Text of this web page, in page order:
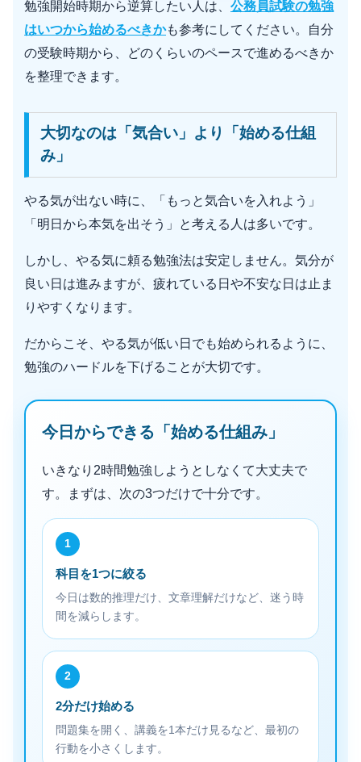
勉強開始時期から逆算したい人は、 公務員試験の勉強
はいつから始めるべきかも参考にしてください。自分
の受験時期から、どのくらいのペースで進めるべきか
を整理できます。
大切なのは「気合い」より「始める仕組
み」
やる気が出ない時に、「もっと気合いを入れよう」
「明日から本気を出そう」と考える人は多いです。
しかし、やる気に頼る勉強法は安定しません。気分が
良い日は進みますが、疲れている日や不安な日は止ま
りやすくなります。
だからこそ、やる気が低い日でも始められるように、
勉強のハードルを下げることが大切です。
今日からできる「始める仕組み」
いきなり2時間勉強しようとしなくて大丈夫で
す。まずは、次の3つだけで十分です。
1
科目を1つに絞る
今日は数的推理だけ、文章理解だけなど、迷う時
間を減らします。
2
2分だけ始める
問題集を開く、講義を1本だけ見るなど、最初の
行動を小さくします。